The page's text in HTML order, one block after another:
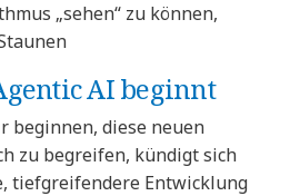
„sehen“ zu können,
AI beginnt
beginnen, diese neuen
zu begreifen, kündigt sich
tiefgreifendere Entwicklung